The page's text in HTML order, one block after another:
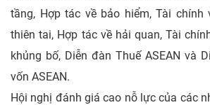
tầng, Hợp tác về bảo hiểm, Tài chính
thiên tai, Hợp tác về hải quan, Tài
khủng bố, Diễn đàn Thuế ASEAN và
vốn ASEAN.
Hội nghị đánh giá cao nỗ lực của các